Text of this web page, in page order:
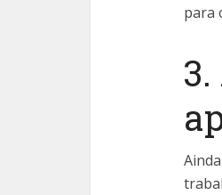
para